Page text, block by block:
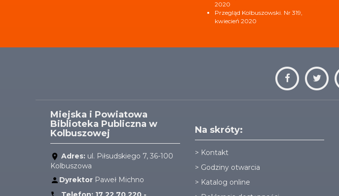
2020
Przegląd Kolbuszowski. Nr 319,
kwiecień 2020
Miejska i Powiatowa
Biblioteka Publiczna w
Kolbuszowej
Adres: ul. Piłsudskiego 7, 36-100
Kolbuszowa
Dyrektor Paweł Michno
Na skróty:
> Kontakt
> Godziny otwarcia
> Katalog online